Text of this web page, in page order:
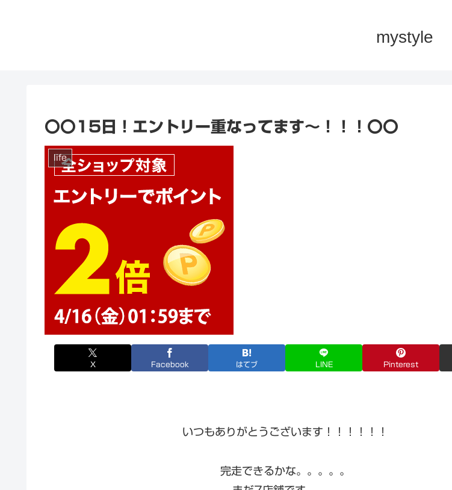
mystyle
〇〇15日！エントリー重なってます〜！！！〇〇
life
X Facebook はてブ LINE Pinterest
いつもありがとうございます！！！！！！
完走できるかな。。。。。